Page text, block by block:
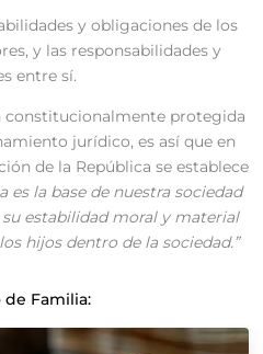
y obligaciones de los
y las responsabilidades y
entre sí.
constitucionalmente protegida
jurídico, es así que en
de la República se establece
es la base de nuestra sociedad
estabilidad moral y material
hijos dentro de la sociedad.”
Familia: